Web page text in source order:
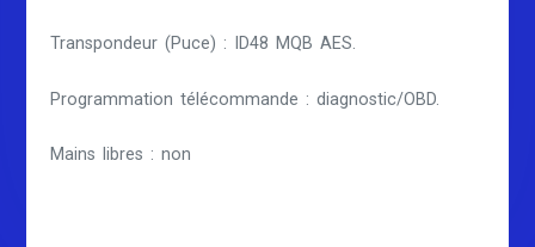
Transpondeur (Puce) : ID48 MQB AES.
Programmation télécommande : diagnostic/OBD.
Mains libres : non